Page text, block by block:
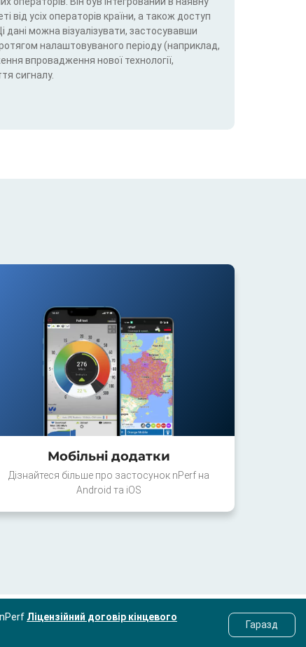
від усіх операторів країни, а також доступ
дані можна візуалізувати, застосувавши
налаштовуваного періоду (наприклад,
впровадження нової технології,
сигналу.
Мобільні додатки
Дізнайтеся більше про застосунок nPerf на
Android та iOS
Ліцензійний договір кінцевого
Гаразд